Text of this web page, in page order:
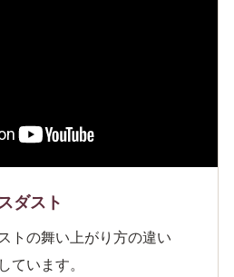
ダスト
トの舞い上がり方の違い
ています。